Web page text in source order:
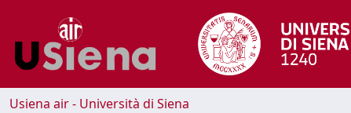
Usiena air - Università di Siena